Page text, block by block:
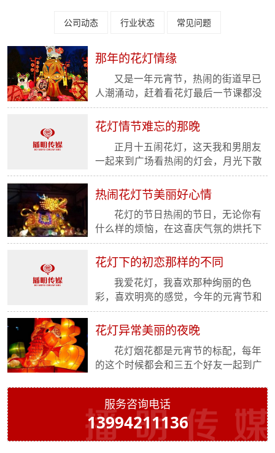
公司动态 行业状态 常见问题
那年的花灯情缘
又是一年元宵节，热闹的街道早已
人潮涌动，赶着看花灯最后一节课都没
有上好，拉着好伙伴三五成群的在人群
中穿梭，边欣赏花灯，边...
花灯情节难忘的那晚
正月十五闹花灯，这天我和男朋友
一起来到广场看热闹的灯会，月光下散
步，再有花灯的陪伴真是再完美不过
了，情窦初开的我们手拉手...
热闹花灯节美丽好心情
花灯的节日热闹的节日，无论你有
什么样的烦恼，在这喜庆气氛的烘托下
都会减掉一大半，这种被动的减法，有
时候也不失为一种好方法...
花灯下的初恋那样的不同
我爱花灯，我喜欢那种绚丽的色
彩，喜欢明亮的感觉，今年的元宵节和
妹妹一起来到广场看花灯，随着人流来
到了最热闹的广场中心，各...
花灯异常美丽的夜晚
花灯烟花都是元宵节的标配，每年
的这个时候都会和三五个好友一起到广
哦，今年的我有男朋友啦...
服务咨询电话
13994211136